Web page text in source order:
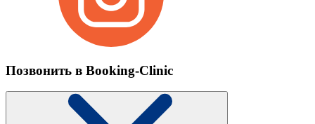
Позвонить в Booking-Clinic